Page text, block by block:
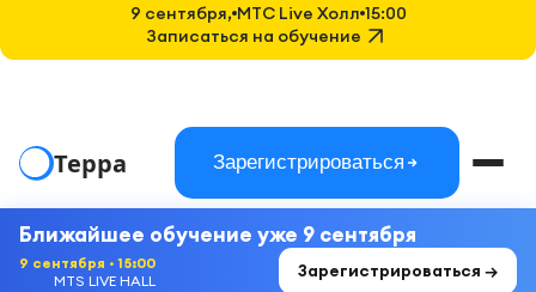
Терра Зарегистрироваться
Ближайшее обучение уже 9 сентября
9 сентября · 15:00
MTS LIVE HALL
Зарегистрироваться →
9 сентября, MTC Live Холл 15:00
Записаться на обучение